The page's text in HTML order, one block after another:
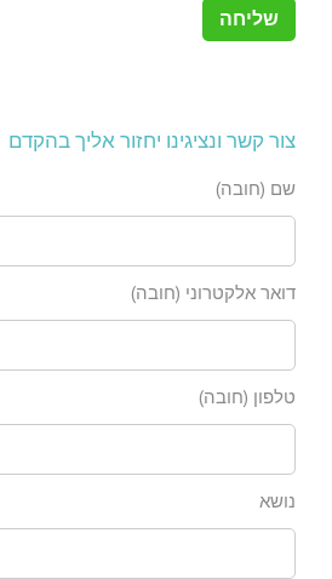
צור קשר ונציגינו יחזור אליך בהקדם
שם (חובה)
דואר אלקטרוני (חובה)
טלפון (חובה)
נושא